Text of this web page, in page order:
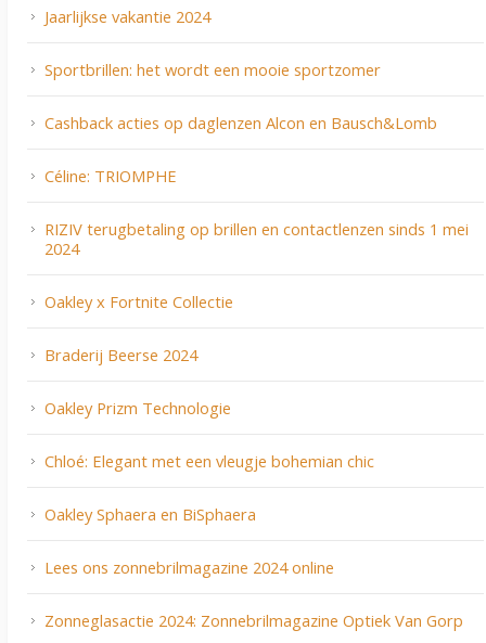
Jaarlijkse vakantie 2024
Sportbrillen: het wordt een mooie sportzomer
Cashback acties op daglenzen Alcon en Bausch&Lomb
Céline: TRIOMPHE
RIZIV terugbetaling op brillen en contactlenzen sinds 1 mei
2024
Oakley x Fortnite Collectie
Braderij Beerse 2024
Oakley Prizm Technologie
Chloé: Elegant met een vleugje bohemian chic
Oakley Sphaera en BiSphaera
Lees ons zonnebrilmagazine 2024 online
Zonneglasactie 2024: Zonnebrilmagazine Optiek Van Gorp